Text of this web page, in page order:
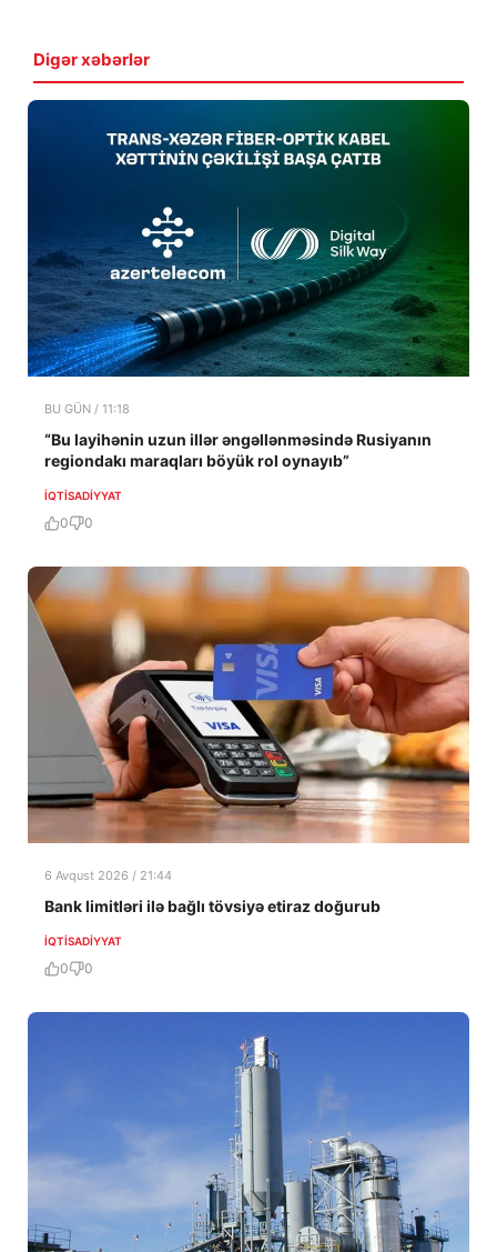
Digər xəbərlər
BU GÜN / 11:18
“Bu layihənin uzun illər əngəllənməsində Rusiyanın
regiondakı maraqları böyük rol oynayıb”
İQTISADIYYAT
0 0
6 Avqust 2026 / 21:44
Bank limitləri ilə bağlı tövsiyə etiraz doğurub
İQTISADIYYAT
0 0